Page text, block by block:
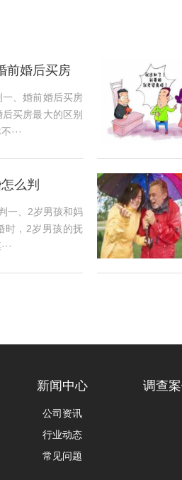
前婚后买房
、婚前婚后买房
买房最大的区别
···
么判
一、2岁男孩和妈
时，2岁男孩的抚
新闻中心
公司资讯
行业动态
常见问题
调查案